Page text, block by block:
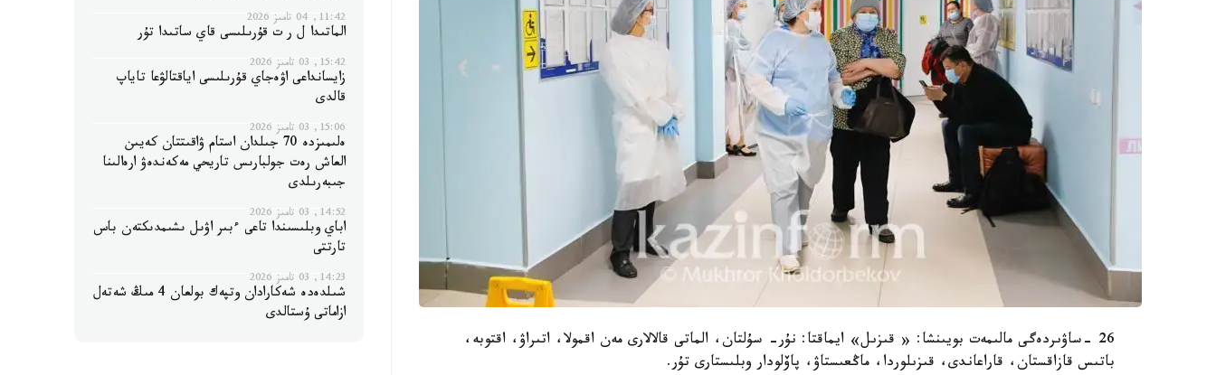
26 -ساۋىردەگى مالىمەت بويىنشا: « قىزىل» ايماقتا: نۇر- سۇلتان، الماتى قالالارى مەن اقمولا، اتىراۋ، اقتوبە،
باتىس قازاقستان، قاراعاندى، قىزىلوردا، ماڭعىستاۋ، پاۆلودار وبلىستارى تۇر.
11:42, 04 تامىز 2026
الماتىدا ل ر ت قۇرىلىسى قاي ساتىدا تۇر
15:42, 03 تامىز 2026
زايسانداعى اۋەجاي قۇرىلىسى اياقتالۋعا تاياپ
قالدى
15:06, 03 تامىز 2026
ەلىمىزدە 70 جىلدان استام ۋاقىتتان كەيىن
العاش رەت جولبارىس تاريحي مەكەندەۋ ارەالىنا
جىبەرىلدى
14:52, 03 تامىز 2026
اباي وبلىسىندا تاعى ءبىر اۋىل ىشىمدىكتەن باس
تارتتى
14:23, 03 تامىز 2026
شىلدەدە شەكارادان وتپەك بولعان 4 مىڭ شەتەل
ازاماتى ۇستالدى